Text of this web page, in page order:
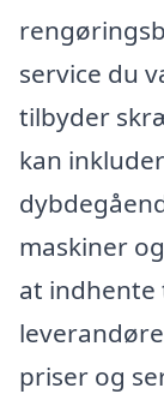
service du
tilbyder
kan
maskiner
at indhente
priser og